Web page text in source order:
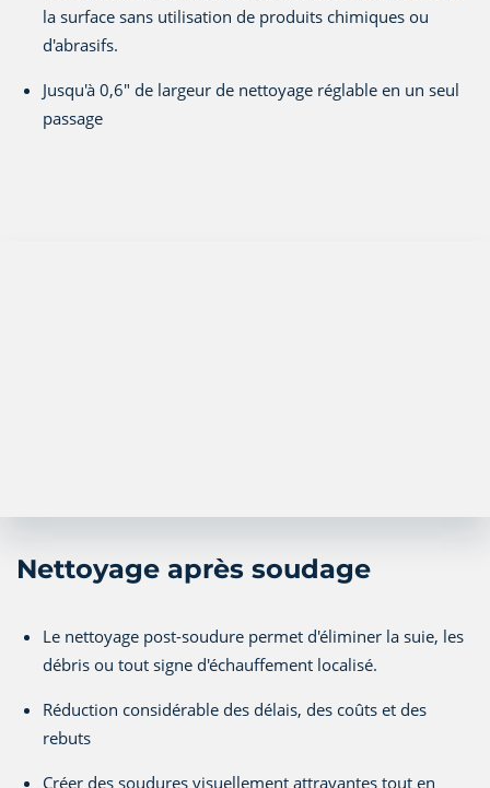
la surface sans utilisation de produits chimiques ou
d'abrasifs.
Jusqu'à 0,6" de largeur de nettoyage réglable en un seul
passage
Nettoyage après soudage
Le nettoyage post-soudure permet d'éliminer la suie, les
débris ou tout signe d'échauffement localisé.
Réduction considérable des délais, des coûts et des
rebuts
Créer des soudures visuellement attrayantes tout en